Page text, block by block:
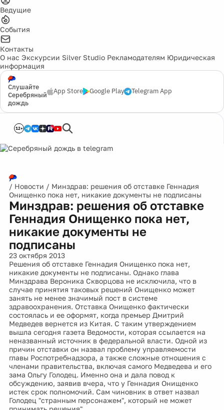
Ведущие
События
Контакты
О нас Экскурсии Silver Studio Рекламодателям Юридическая
информация
Слушайте
Серебряный
дождь
App Store Google Play Telegram App
12+
/ Новости / Минздрав: решения об отставке Геннадия
Онищенко пока нет, никакие документы не подписаны
Минздрав: решения об отставке
Геннадия Онищенко пока нет,
никакие документы не
подписаны
23 октября 2013
Решения об отставке Геннадия Онищенко пока нет,
никакие документы не подписаны. Однако глава
Минздрава Вероника Скворцова не исключила, что в
случае принятия таковых решений Онищенко может
занять не менее значимый пост в системе
здравоохранения. Отставка Онищенко фактически
состоялась и ее оформят, когда премьер Дмитрий
Медведев вернется из Китая. С таким утверждением
вышла сегодня газета Ведомости, которая ссылается на
неназванный источник в федеральной власти. Одной из
причин отставки он назвал проблему управляемости
главы Роспотребнадзора, а также сложные отношения с
членами правительства, включая самого Медведева и его
зама Ольгу Голодец. Именно она и дала повод к
обсуждению, заявив вчера, что у Геннадия Онищенко
истек срок полномочий. Сам чиновник в ответ назвал
Голодец "странным персонажем", который не может